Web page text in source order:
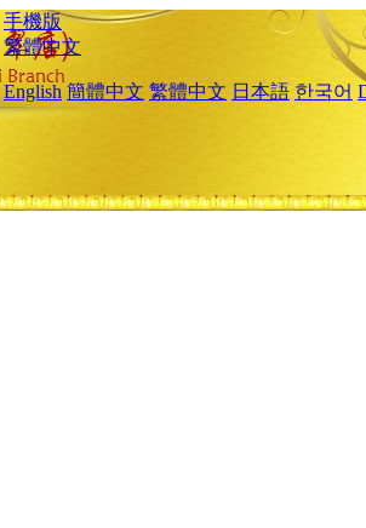
手機版
繁體中文
English 簡體中文 繁體中文 日本語 한국어